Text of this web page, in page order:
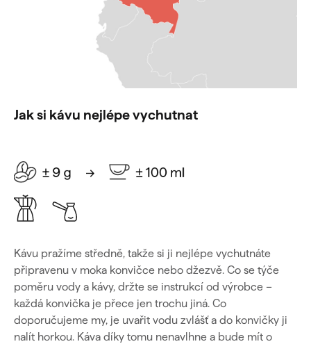
Jak si kávu nejlépe vychutnat
Kávu pražíme středně, takže si ji nejlépe vychutnáte
připravenu v moka konvičce nebo džezvě. Co se týče
poměru vody a kávy, držte se instrukcí od výrobce –
každá konvička je přece jen trochu jiná. Co
doporučujeme my, je uvařit vodu zvlášť a do konvičky ji
nalít horkou. Káva díky tomu nenavlhne a bude mít o